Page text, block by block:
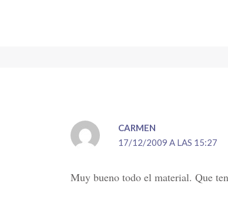
CARMEN
17/12/2009 A LAS 15:27
Muy bueno todo el material. Que